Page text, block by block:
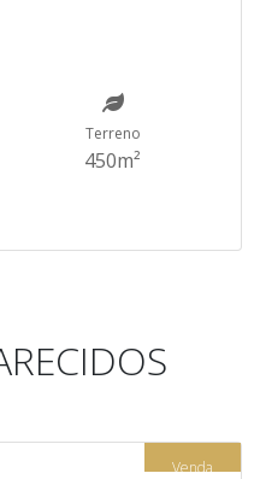
Terreno
450m²
Venda